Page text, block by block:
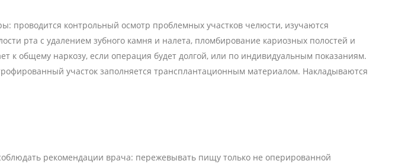
проводится контрольный осмотр проблемных участков челюсти, изучаются
рта с удалением зубного камня и налета, пломбирование кариозных полостей и
к общему наркозу, если операция будет долгой, или по индивидуальным показаниям.
участок заполняется трансплантационным материалом. Накладываются
рекомендации врача: пережевывать пищу только не оперированной